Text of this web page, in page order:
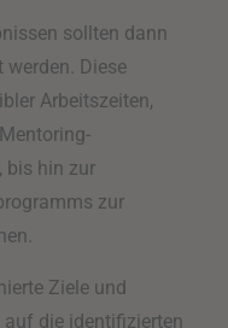
sollten dann
werden. Diese
Arbeitszeiten,
bis hin zur
zur
Ziele und
auf die identifizierten